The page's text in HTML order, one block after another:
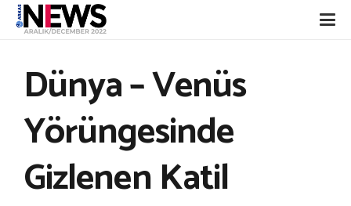
Dünya – Venüs
Yörüngesinde
Gizlenen Katil